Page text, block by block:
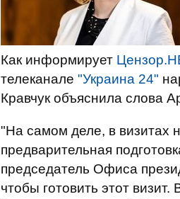
Как информирует
телеканале "Украина 24"
Кравчук объяснила слова
"На самом деле, в визитах
предварительная
председатель Офиса
чтобы готовить этот